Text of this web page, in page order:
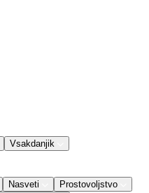
Vsakdanjik
Nasveti
Prostovoljstvo